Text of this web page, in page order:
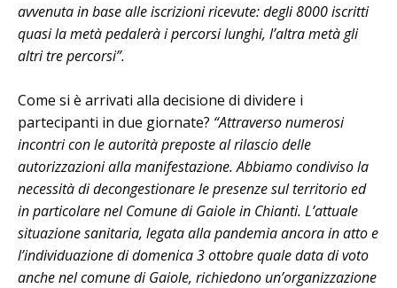
avvenuta in base alle iscrizioni ricevute: degli 8000 iscritti
quasi la metà pedalerà i percorsi lunghi, l’altra metà gli
altri tre percorsi”.
Come si è arrivati alla decisione di dividere i
partecipanti in due giornate? “Attraverso numerosi
incontri con le autorità preposte al rilascio delle
autorizzazioni alla manifestazione. Abbiamo condiviso la
necessità di decongestionare le presenze sul territorio ed
in particolare nel Comune di Gaiole in Chianti. L’attuale
situazione sanitaria, legata alla pandemia ancora in atto e
l’individuazione di domenica 3 ottobre quale data di voto
anche nel comune di Gaiole, richiedono un’organizzazione